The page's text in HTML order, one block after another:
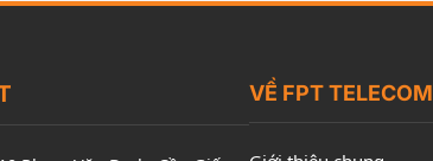
VỀ FPT TELECOM